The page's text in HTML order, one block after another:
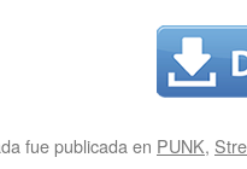
fue publicada en PUNK,